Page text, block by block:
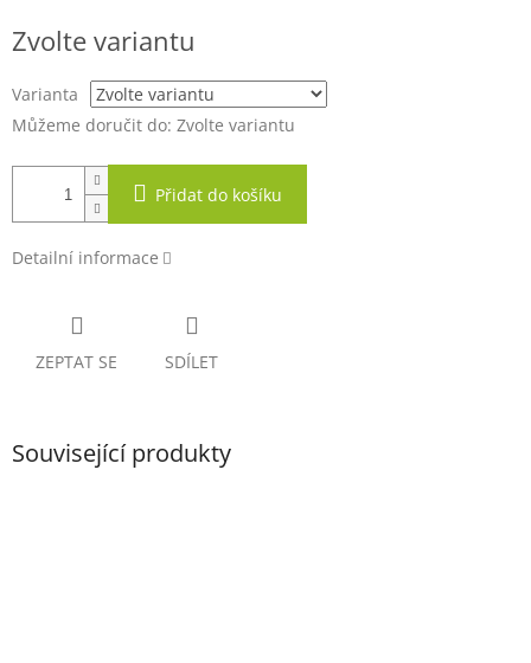
cena:
Zvolte variantu
Varianta
Můžeme doručit do: Zvolte variantu
Přidat do košíku
Detailní informace
ZEPTAT SE SDÍLET
Související produkty